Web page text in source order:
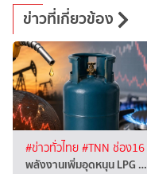
ข่าวที่เกี่ยวข้อง
#ข่าวทั่วไทย#TNN ช่อง16
พลังงานเพิ่มอุดหนุน LPG …